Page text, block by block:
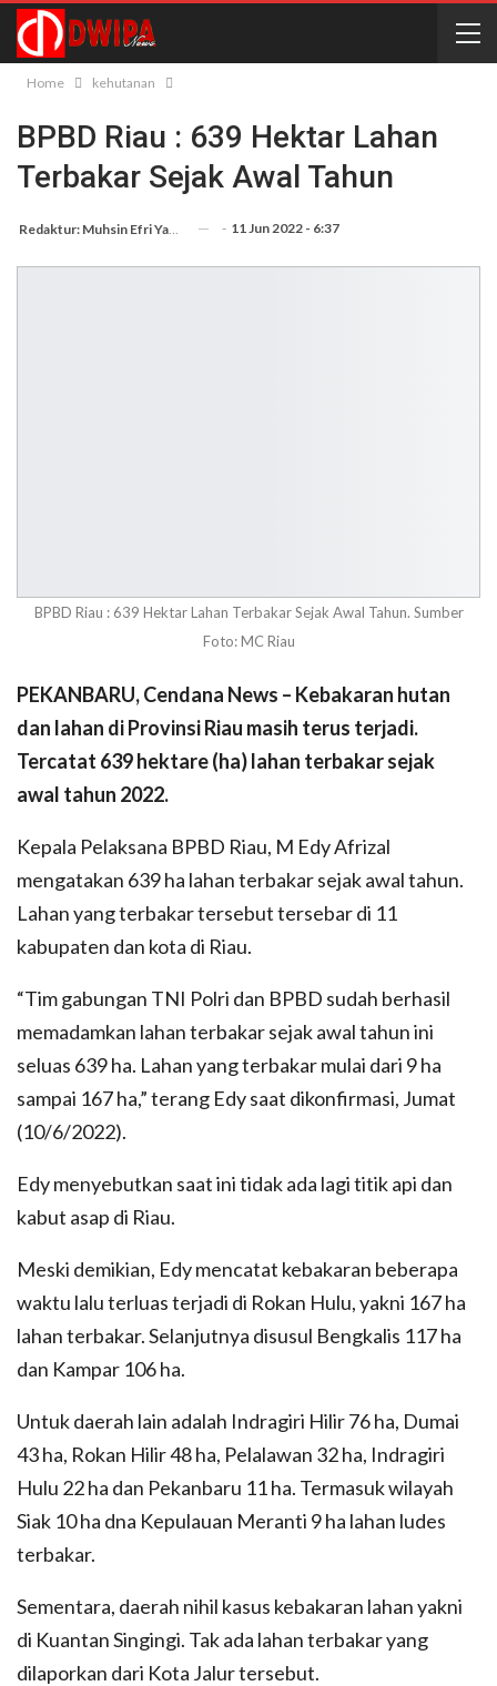
Home kehutanan
BPBD Riau : 639 Hektar Lahan
Terbakar Sejak Awal Tahun
- 11 Jun 2022 - 6:37
BPBD Riau : 639 Hektar Lahan Terbakar Sejak Awal Tahun. Sumber
Foto: MC Riau
PEKANBARU, Cendana News – Kebakaran hutan
dan lahan di Provinsi Riau masih terus terjadi.
Tercatat 639 hektare (ha) lahan terbakar sejak
awal tahun 2022.
Kepala Pelaksana BPBD Riau, M Edy Afrizal
mengatakan 639 ha lahan terbakar sejak awal tahun.
Lahan yang terbakar tersebut tersebar di 11
kabupaten dan kota di Riau.
“Tim gabungan TNI Polri dan BPBD sudah berhasil
memadamkan lahan terbakar sejak awal tahun ini
seluas 639 ha. Lahan yang terbakar mulai dari 9 ha
sampai 167 ha,” terang Edy saat dikonfirmasi, Jumat
(10/6/2022).
Edy menyebutkan saat ini tidak ada lagi titik api dan
kabut asap di Riau.
Meski demikian, Edy mencatat kebakaran beberapa
waktu lalu terluas terjadi di Rokan Hulu, yakni 167 ha
lahan terbakar. Selanjutnya disusul Bengkalis 117 ha
dan Kampar 106 ha.
Untuk daerah lain adalah Indragiri Hilir 76 ha, Dumai
43 ha, Rokan Hilir 48 ha, Pelalawan 32 ha, Indragiri
Hulu 22 ha dan Pekanbaru 11 ha. Termasuk wilayah
Siak 10 ha dna Kepulauan Meranti 9 ha lahan ludes
terbakar.
Sementara, daerah nihil kasus kebakaran lahan yakni
di Kuantan Singingi. Tak ada lahan terbakar yang
dilaporkan dari Kota Jalur tersebut.